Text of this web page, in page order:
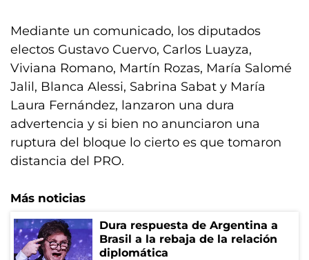
Mediante un comunicado, los diputados
electos Gustavo Cuervo, Carlos Luayza,
Viviana Romano, Martín Rozas, María Salomé
Jalil, Blanca Alessi, Sabrina Sabat y María
Laura Fernández, lanzaron una dura
advertencia y si bien no anunciaron una
ruptura del bloque lo cierto es que tomaron
distancia del PRO.
Más noticias
Dura respuesta de Argentina a
Brasil a la rebaja de la relación
diplomática